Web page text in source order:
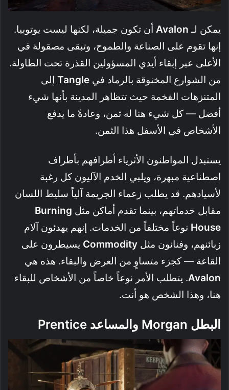
يمكن لـ Avalon أن تكون جميلة، لكنها ليست يوتوبيا.
إنها تقوم على الصناعة والطموح، وتبقى مصقولة في
الأعلى عبر إبقاء أيدي المسؤولين القذرة تحت الطاولة.
من الشوارع المخنوقة بالرماد في Tangle إلى
المتنزهات الفخمة حيث تتظاهر المدينة بأنها شيء
أفضل — كل شيء هنا له ثمن، وعادةً ما يدفع
الأشخاص في الأسفل هذا الثمن.
يستبدل المواطنون الأثرياء أطرافهم بأطراف
اصطناعية مبهرة، ويلبي الخدم الآليون كل رغبة
لأسيادهم. قد يطلب زعماء الجريمة آلياً سليط اللسان
مقابل خدماتهم، بينما تقدم أماكن مثل Burning
House نوعاً مختلفاً من الخدمات. إنهم يهدئون آلام
زبائنهم، وفنانون مثل Commodity يسيطرون على
القاعة — كجزء متساوٍ من العرض والبقاء. هذه هي
Avalon. يتطلب الأمر نوعاً خاصاً من الأشخاص للبقاء
هنا، وهذا الشخص هو أنت.
البطل Morgan والمساعد Prentice